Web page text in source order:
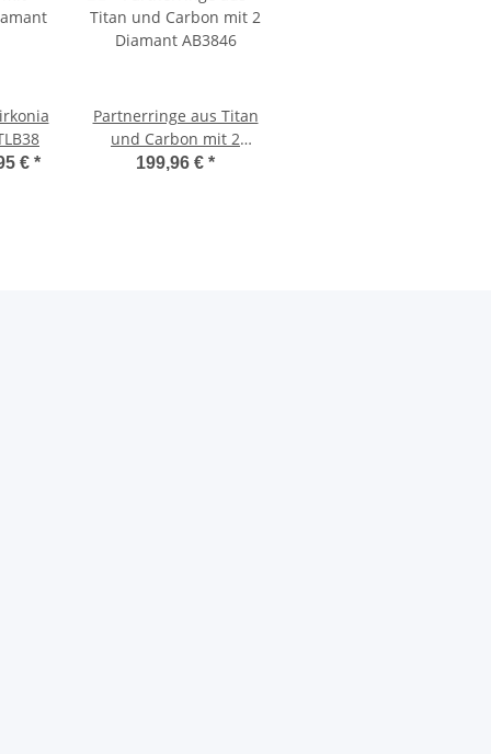
€ *
Partnerringe aus Titan
und Carbon mit 2
Diamant AB3846
199,96 € *